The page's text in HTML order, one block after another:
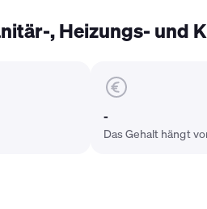
, Heizungs- und
-
Das Gehalt hängt